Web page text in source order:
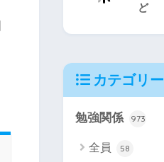
ど
カテゴリー
勉強関係 973
全員 58